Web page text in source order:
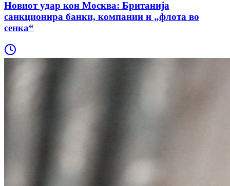
Новиот удар кон Москва: Британија
санкционира банки, компании и „флота во
сенка“